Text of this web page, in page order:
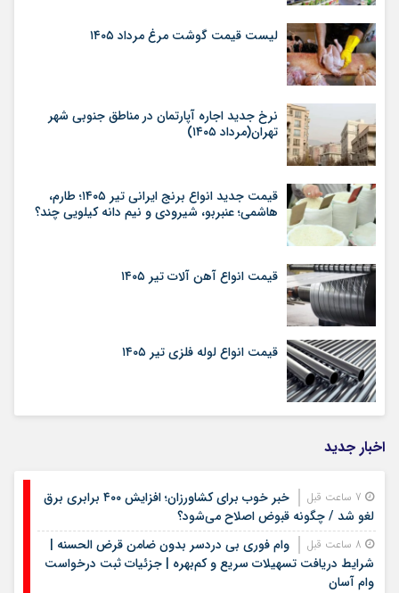
لیست قیمت گوشت مرغ مرداد ۱۴۰۵
نرخ جدید اجاره آپارتمان در مناطق جنوبی شهر
تهران(مرداد ۱۴۰۵)
قیمت جدید انواع برنج ایرانی تیر ۱۴۰۵؛ طارم،
هاشمی؛ عنبربو، شیرودی و نیم دانه کیلویی چند؟
قیمت انواع آهن آلات تیر ۱۴۰۵
قیمت انواع لوله فلزی تیر ۱۴۰۵
اخبار جدید
خبر خوب برای کشاورزان؛ افزایش ۴۰۰ برابری برق
لغو شد / چگونه قبوض اصلاح می‌شود؟
وام فوری بی دردسر بدون ضامن قرض الحسنه |
شرایط دریافت تسهیلات سریع و کم‌بهره | جزئیات ثبت درخواست
وام آسان